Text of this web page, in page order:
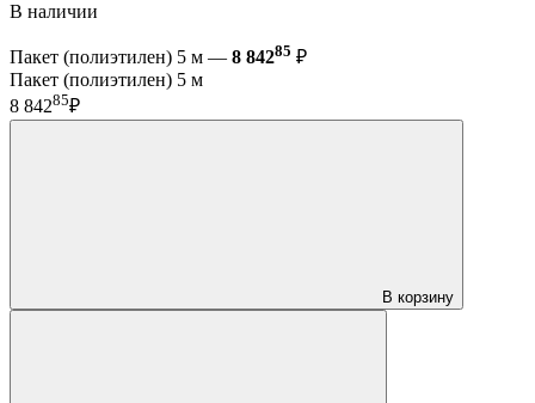
В наличии
Пакет (полиэтилен) 5 м — 8 84285 ₽
Пакет (полиэтилен) 5 м
8 84285₽
В корзину